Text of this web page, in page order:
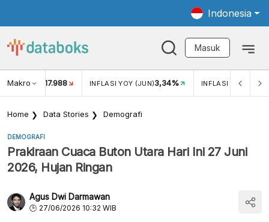
Indonesia
Masuk
Makro
USD/IDR 17.988 INFLASI YOY (JUN)3,34% INFLASI MOM
Home Data Stories Demografi
DEMOGRAFI
Prakiraan Cuaca Buton Utara Hari Ini 27 Juni
2026, Hujan Ringan
Agus Dwi Darmawan
27/06/2026 10:32 WIB